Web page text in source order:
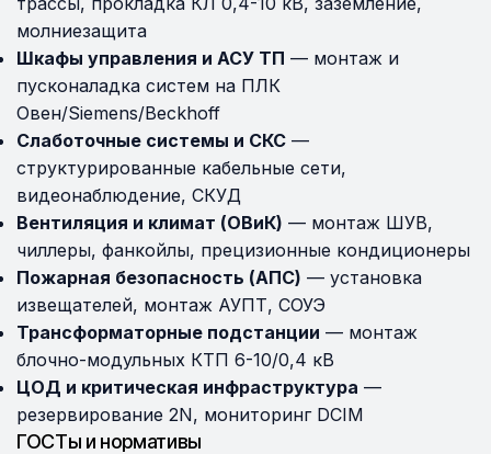
молниезащита
Шкафы управления и АСУ ТП — монтаж и
пусконаладка систем на ПЛК
Овен/Siemens/Beckhoff
Слаботочные системы и СКС —
структурированные кабельные сети,
видеонаблюдение, СКУД
Вентиляция и климат (ОВиК) — монтаж ШУВ,
чиллеры, фанкойлы, прецизионные кондиционеры
Пожарная безопасность (АПС) — установка
извещателей, монтаж АУПТ, СОУЭ
Трансформаторные подстанции — монтаж
блочно-модульных КТП 6-10/0,4 кВ
ЦОД и критическая инфраструктура —
резервирование 2N, мониторинг DCIM
ГОСТы и нормативы